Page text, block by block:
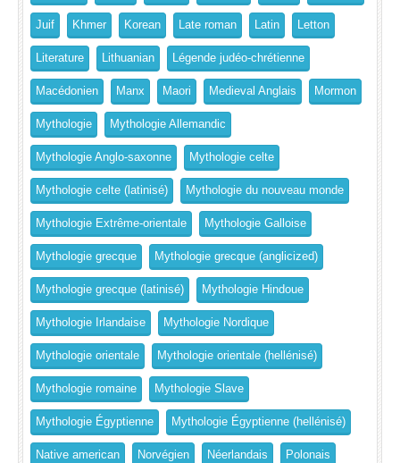
Juif Khmer Korean Late roman Latin Letton
Literature Lithuanian Légende judéo-chrétienne
Macédonien Manx Maori Medieval Anglais Mormon
Mythologie Mythologie Allemandic
Mythologie Anglo-saxonne Mythologie celte
Mythologie celte (latinisé) Mythologie du nouveau monde
Mythologie Extrême-orientale Mythologie Galloise
Mythologie grecque Mythologie grecque (anglicized)
Mythologie grecque (latinisé) Mythologie Hindoue
Mythologie Irlandaise Mythologie Nordique
Mythologie orientale Mythologie orientale (hellénisé)
Mythologie romaine Mythologie Slave
Mythologie Égyptienne Mythologie Égyptienne (hellénisé)
Native american Norvégien Néerlandais Polonais